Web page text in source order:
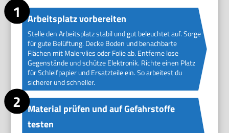
Arbeitsplatz vorbereiten
Stelle den Arbeitsplatz stabil und gut beleuchtet auf. Sorge
für gute Belüftung. Decke Boden und benachbarte
Flächen mit Malervlies oder Folie ab. Entferne lose
Gegenstände und schütze Elektronik. Richte einen Platz
für Schleifpapier und Ersatzteile ein. So arbeitest du
sicherer und schneller.
Material prüfen und auf Gefahrstoffe
testen